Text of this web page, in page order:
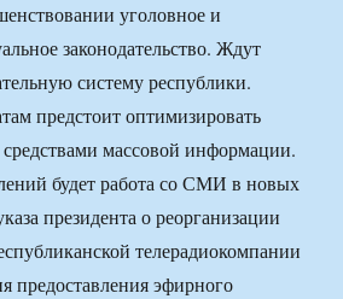
уголовное и
законодательство. Ждут
систему республики.
предстоит оптимизировать
средствами массовой информации.
будет работа со СМИ в новых
президента о реорганизации
телерадиокомпании
предоставления эфирного